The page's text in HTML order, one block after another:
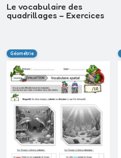
Le vocabulaire des
quadrillages – Exercices
Géométrie